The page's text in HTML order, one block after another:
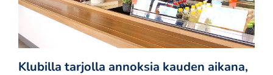
​​​​​​​Klubilla tarjolla annoksia kauden aikana,